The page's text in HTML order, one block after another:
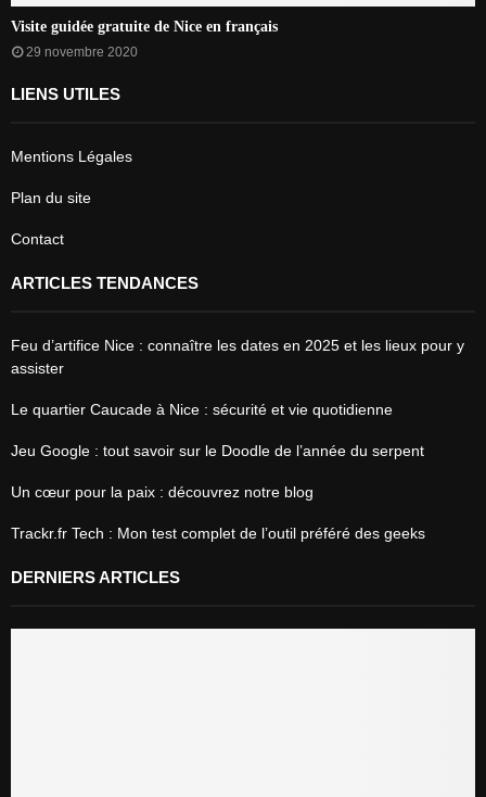
Visite guidée gratuite de Nice en français
29 novembre 2020
LIENS UTILES
Mentions Légales
Plan du site
Contact
ARTICLES TENDANCES
Feu d’artifice Nice : connaître les dates en 2025 et les lieux pour y
assister
Le quartier Caucade à Nice : sécurité et vie quotidienne
Jeu Google : tout savoir sur le Doodle de l’année du serpent
Un cœur pour la paix : découvrez notre blog
Trackr.fr Tech : Mon test complet de l’outil préféré des geeks
DERNIERS ARTICLES